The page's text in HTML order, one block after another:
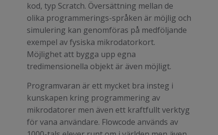
kod, typ Scratch. Översättning mellan de
olika programmerings-språken är möjlig och
simulering kan genomföras på medföljande
exempel av fysiska mikrodatorkort.
Möjlighet att bygga upp egna
tredimensionella objekt är även möjligt.
Programvaran är ett mycket bra insteg i
kunskapen kring programmering av
mikrodatorer men även ett kraftfullt verktyg
för vana användare. Flowcode används av